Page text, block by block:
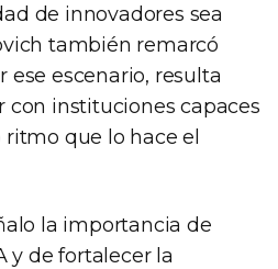
de innovadores sea
también remarcó
ese escenario, resulta
con instituciones capaces
que lo hace el
la importancia de
y de fortalecer la